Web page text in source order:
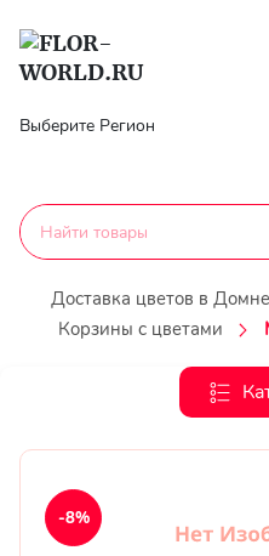
Выберите Регион
Доставка цветов в Домне
Корзины с цветами
Цветы поштучно
Букеты до 2500
Каталог букетов
Корзины с цветами
Авторские букеты
Букеты из роз
-8%